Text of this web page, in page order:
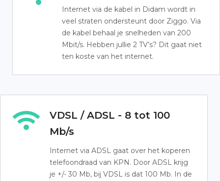
Internet via de kabel in Didam wordt in
veel straten ondersteunt door Ziggo. Via
de kabel behaal je snelheden van 200
Mbit/s. Hebben jullie 2 TV’s? Dit gaat niet
ten koste van het internet.
VDSL / ADSL - 8 tot 100
Mb/s
Internet via ADSL gaat over het koperen
telefoondraad van KPN. Door ADSL krijg
je +/- 30 Mb, bij VDSL is dat 100 Mb. In de